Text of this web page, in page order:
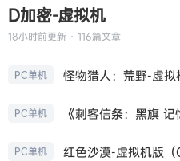
D加密-虚拟机
18小时前更新 · 116篇文章
PC单机
PC单机
PC单机